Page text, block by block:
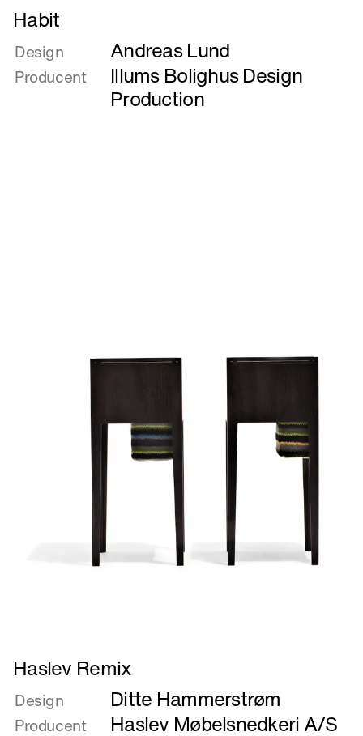
Læs
mere
om
Habit
Habit
Design Andreas Lund
Producent
Illums Bolighus Design
Production
Læs
mere
om
Haslev
Haslev Remix
Design Ditte Hammerstrøm
Producent Haslev Møbelsnedkeri A/S